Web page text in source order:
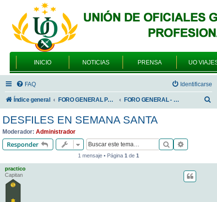
INICIO NOTICIAS PRENSA UO
FAQ Identificarse
Índice general FORO GENERAL PARA TODOS LOS USUARIOS FORO GENERAL - TEMAS GENERALES
r
DESFILES EN SEMANA SANTA
Moderador: Administrador
Responder Buscar
1 mensaje • Página 1 de 1
practico
Capitan